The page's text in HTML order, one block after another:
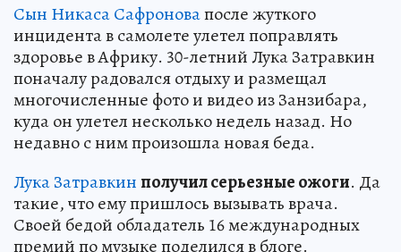
Сын Никаса Сафроновапосле жуткого
инцидента в самолете улетел поправлять
здоровье в Африку. 30-летний Лука Затравкин
поначалу радовался отдыху и размещал
многочисленные фото и видео из Занзибара,
куда он улетел несколько недель назад. Но
недавно с ним произошла новая беда.
Лука Затравкинполучил серьезные ожоги. Да
такие, что ему пришлось вызывать врача.
Своей бедой обладатель 16 международных
премий по музыке поделился в блоге.